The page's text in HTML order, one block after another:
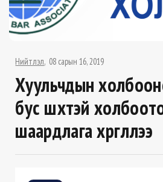
Нийтлэл 08 сарын 16, 2019
Хуульчдын
бус шүүхтэй
шаардлага хүргүүллээ